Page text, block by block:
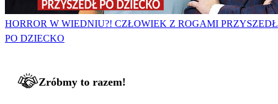
HORROR W WIEDNIU?! CZŁOWIEK Z ROGAMI PRZYSZEDŁ
PO DZIECKO
Zróbmy to razem!